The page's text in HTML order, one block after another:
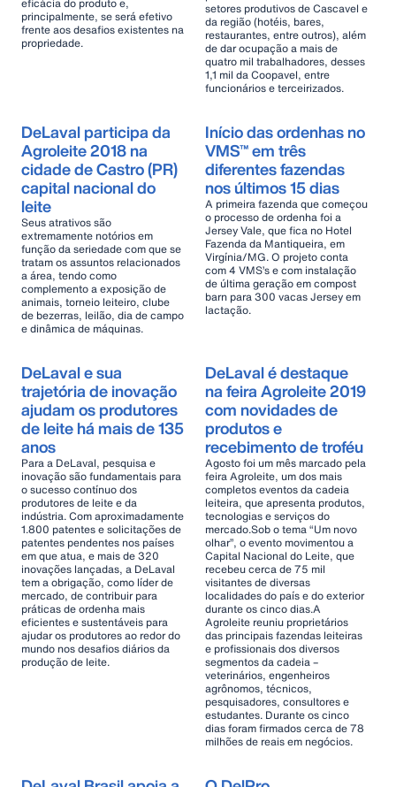
eficácia do produto e,
principalmente, se será efetivo
frente aos desafios existentes na
propriedade.
setores produtivos de Cascavel e
da região (hotéis, bares,
restaurantes, entre outros), além
de dar ocupação a mais de
quatro mil trabalhadores, desses
1,1 mil da Coopavel, entre
funcionários e terceirizados.
DeLaval participa da
Agroleite 2018 na
cidade de Castro (PR)
capital nacional do
leite
Seus atrativos são
extremamente notórios em
função da seriedade com que se
tratam os assuntos relacionados
a área, tendo como
complemento a exposição de
animais, torneio leiteiro, clube
de bezerras, leilão, dia de campo
e dinâmica de máquinas.
Início das ordenhas no
VMS™ em três
diferentes fazendas
nos últimos 15 dias
A primeira fazenda que começou
o processo de ordenha foi a
Jersey Vale, que fica no Hotel
Fazenda da Mantiqueira, em
Virgínia/MG. O projeto conta
com 4 VMS’s e com instalação
de última geração em compost
barn para 300 vacas Jersey em
lactação.
DeLaval e sua
trajetória de inovação
ajudam os produtores
de leite há mais de 135
anos
Para a DeLaval, pesquisa e
inovação são fundamentais para
o sucesso contínuo dos
produtores de leite e da
indústria. Com aproximadamente
1.800 patentes e solicitações de
patentes pendentes nos países
em que atua, e mais de 320
inovações lançadas, a DeLaval
tem a obrigação, como líder de
mercado, de contribuir para
práticas de ordenha mais
eficientes e sustentáveis para
ajudar os produtores ao redor do
mundo nos desafios diários da
produção de leite.
DeLaval é destaque
na feira Agroleite 2019
com novidades de
produtos e
recebimento de troféu
Agosto foi um mês marcado pela
feira Agroleite, um dos mais
completos eventos da cadeia
leiteira, que apresenta produtos,
tecnologias e serviços do
mercado.Sob o tema “Um novo
olhar”, o evento movimentou a
Capital Nacional do Leite, que
recebeu cerca de 75 mil
visitantes de diversas
localidades do país e do exterior
durante os cinco dias.A
Agroleite reuniu proprietários
das principais fazendas leiteiras
e profissionais dos diversos
segmentos da cadeia –
veterinários, engenheiros
agrônomos, técnicos,
pesquisadores, consultores e
estudantes. Durante os cinco
dias foram firmados cerca de 78
milhões de reais em negócios.